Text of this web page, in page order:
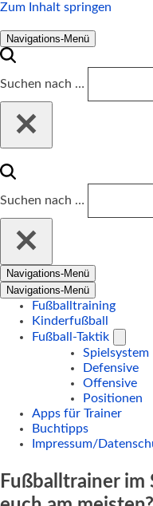
Zum Inhalt springen
Navigations-Menü
Suchen nach …
Suchen nach …
Navigations-Menü
Navigations-Menü
Fußballtraining
Kinderfußball
Fußball-Taktik
Spielsystem
Defensive
Offensive
Positionen
Apps für Trainer
Buchtipps
Impressum/
Fußballtrainer im